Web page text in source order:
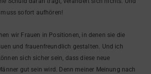
sofort aufhören!
wir Frauen in Positionen, in denen sie die
und frauenfreundlich gestalten. Und ich
sich sicher sein, dass diese neue
gut sein wird. Denn meiner Meinung nach